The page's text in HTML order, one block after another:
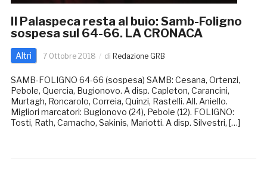
Il Palaspeca resta al buio: Samb-Foligno
sospesa sul 64-66. LA CRONACA
Altri 7 Ottobre 2018 di Redazione GRB
SAMB-FOLIGNO 64-66 (sospesa) SAMB: Cesana, Ortenzi,
Pebole, Quercia, Bugionovo. A disp. Capleton, Carancini,
Murtagh, Roncarolo, Correia, Quinzi, Rastelli. All. Aniello.
Migliori marcatori: Bugionovo (24), Pebole (12). FOLIGNO:
Tosti, Rath, Camacho, Sakinis, Mariotti. A disp. Silvestri, […]